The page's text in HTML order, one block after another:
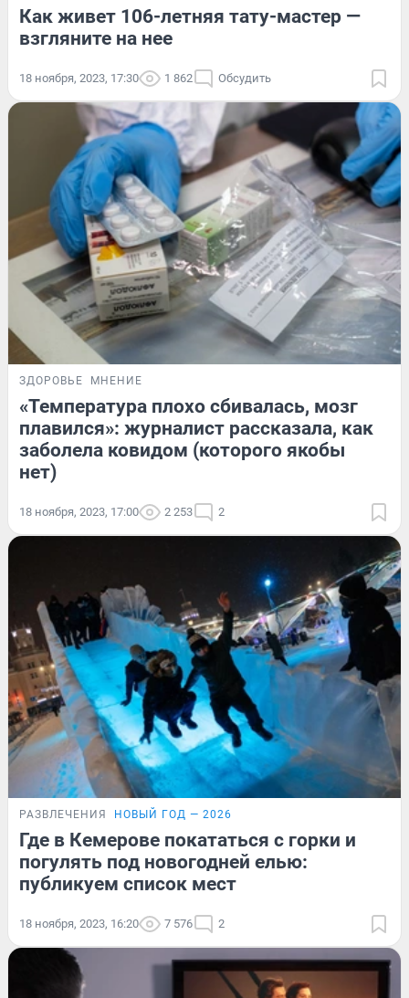
Как живет 106-летняя тату-мастер —
взгляните на нее
18 ноября, 2023, 17:30 1 862 Обсудить
ЗДОРОВЬЕ МНЕНИЕ
«Температура плохо сбивалась, мозг
плавился»: журналист рассказала, как
заболела ковидом (которого якобы
нет)
18 ноября, 2023, 17:00 2 253 2
РАЗВЛЕЧЕНИЯ НОВЫЙ ГОД — 2026
Где в Кемерове покататься с горки и
погулять под новогодней елью:
публикуем список мест
18 ноября, 2023, 16:20 7 576 2